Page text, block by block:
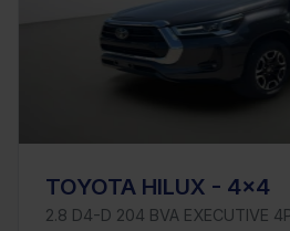
TOYOTA HILUX - 4x4
2.8 D4-D 204 BVA EXECUTIVE